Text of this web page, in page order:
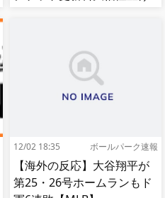
12/02 18:35 ボールパーク速報
【海外の反応】大谷翔平が
第25・26号ホームランもド